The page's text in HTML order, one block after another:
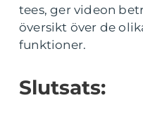
tees, ger videon
översikt över de
funktioner.
Slutsats: